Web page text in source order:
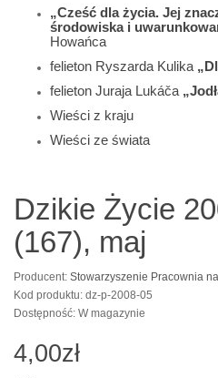
„Cześć dla życia. Jej
środowiska i
Howańca
felieton Ryszarda Kulika
felieton Juraja Lukáča
Wieści z kraju
Wieści ze świata
Dzikie Życie
(167), maj
Producent: Stowarzyszenie Pracownia
Kod produktu: dz-p-2008-05
Dostępność: W magazynie
4,00zł